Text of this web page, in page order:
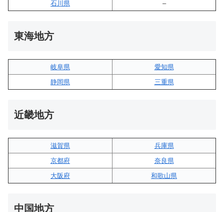
石川県
–
東海地方
岐阜県
愛知県
静岡県
三重県
近畿地方
滋賀県
兵庫県
京都府
奈良県
大阪府
和歌山県
中国地方